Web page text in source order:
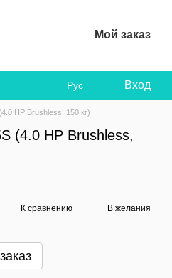
Мой заказ
Рус Вход
HP Brushless, 150 кг)
(4.0 HP Brushless,
К сравнению В желания